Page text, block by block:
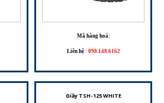
Mã hàng hoá:
Liên hệ : 098.148.6162
Giầy TSH-125 WHITE